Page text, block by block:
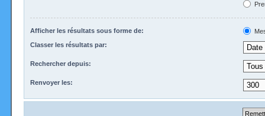
Afficher les résultats sous forme de:
Classer les résultats par:
Rechercher depuis:
Renvoyer les: